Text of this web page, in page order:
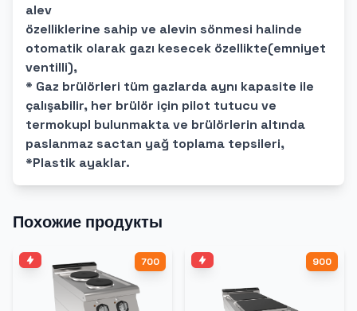
alev
özelliklerine sahip ve alevin sönmesi halinde
otomatik olarak gazı kesecek özellikte(emniyet
ventilli),
* Gaz brülörleri tüm gazlarda aynı kapasite ile
çalışabilir, her brülör için pilot tutucu ve
termokupl bulunmakta ve brülörlerin altında
paslanmaz sactan yağ toplama tepsileri,
*Plastik ayaklar.
Похожие продукты
700 900